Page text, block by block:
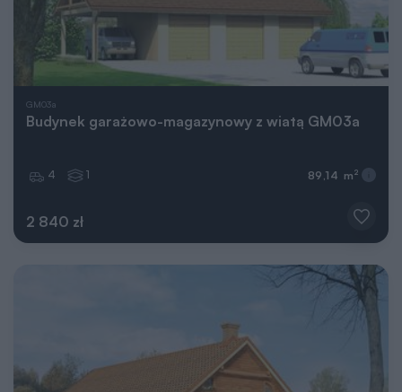
GM03a
Budynek garażowo-magazynowy z wiatą GM03a
2 840 zł
4 1 89,14 m 2